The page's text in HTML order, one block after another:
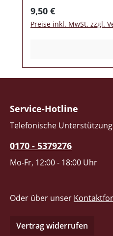
Regulärer Preis:
9,50 €
Preise inkl. MwSt. zzgl.
Service-Hotline
Telefonische
0170 - 5379276
Mo-Fr, 12:00 - 18:00 Uhr
Oder über unser
Vertrag widerrufen